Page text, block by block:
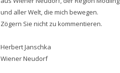
und aller Welt, die mich bewegen.
Zögern Sie nicht zu kommentieren.
Herbert Janschka
Wiener Neudorf